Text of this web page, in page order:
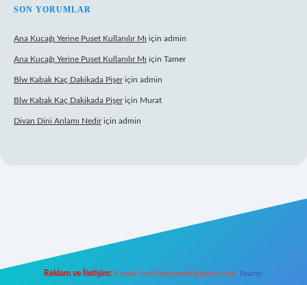
SON YORUMLAR
Ana Kucağı Yerine Puset Kullanılır Mı için admin
Ana Kucağı Yerine Puset Kullanılır Mı için Tamer
Blw Kabak Kaç Dakikada Pişeriçin admin
Blw Kabak Kaç Dakikada Pişeriçin Murat
Divan Dini Anlamı Nediriçin admin
Reklam ve İletişim: E-mail: backlinkpaneli@gmail.com Teams: